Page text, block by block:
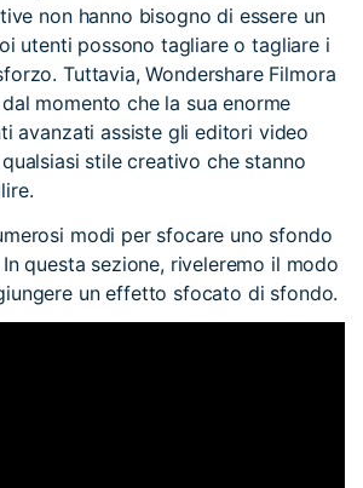
non hanno bisogno di essere un
utenti possono tagliare o tagliare i
Tuttavia, Wondershare Filmora
momento che la sua enorme
avanzati assiste gli editori video
stile creativo che stanno
modi per sfocare uno sfondo
questa sezione, riveleremo il modo
un effetto sfocato di sfondo.